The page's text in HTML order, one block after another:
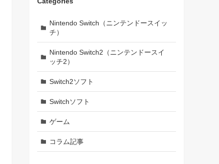
Nintendo Switch（ニンテンドースイッ
チ）
Nintendo Switch2（ニンテンドースイ
ッチ2）
Switch2ソフト
Switchソフト
ゲーム
コラム記事